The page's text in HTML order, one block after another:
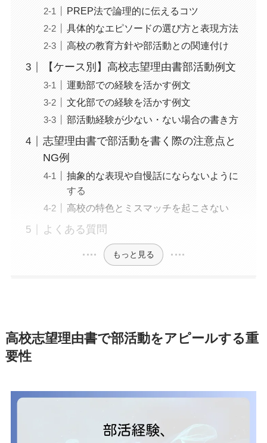
PREP法で論理的に伝えるコツ
具体的なエピソードの選び方と表現方法
高校の教育方針や部活動との関連付け
【ケース別】高校志望理由書部活動例文
運動部での経験を活かす例文
文化部での経験を活かす例文
部活動経験が少ない・ない場合の書き方
志望理由書で部活動を書く際の注意点と
NG例
抽象的な表現や自慢話にならないように
する
高校の特色とミスマッチを起こさない
よくある質問
もっと見る
高校志望理由書で部活動をアピールする重
要性